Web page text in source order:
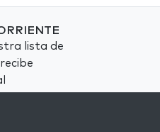
lista de